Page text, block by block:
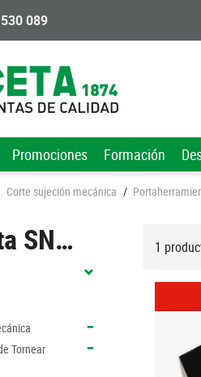
089
Promociones Formación
Corte sujeción mecánica /
SN…
Tornear
1